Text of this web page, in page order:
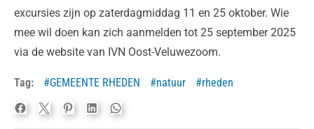
excursies zijn op zaterdagmiddag 11 en 25 oktober. Wie
mee wil doen kan zich aanmelden tot 25 september 2025
via de website van IVN Oost-Veluwezoom.
Tag: GEMEENTE RHEDEN natuur rheden